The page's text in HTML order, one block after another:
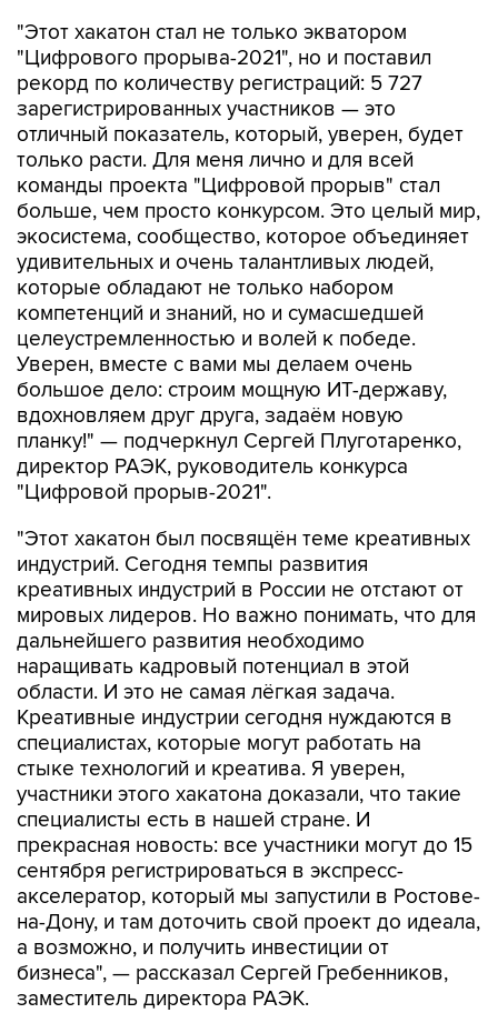
"Этот хакатон стал не только экватором
"Цифрового прорыва-2021", но и поставил
рекорд по количеству регистраций: 5 727
зарегистрированных участников — это
отличный показатель, который, уверен, будет
только расти. Для меня лично и для всей
команды проекта "Цифровой прорыв" стал
больше, чем просто конкурсом. Это целый мир,
экосистема, сообщество, которое объединяет
удивительных и очень талантливых людей,
которые обладают не только набором
компетенций и знаний, но и сумасшедшей
целеустремленностью и волей к победе.
Уверен, вместе с вами мы делаем очень
большое дело: строим мощную ИТ-державу,
вдохновляем друг друга, задаём новую
планку!" — подчеркнул Сергей Плуготаренко,
директор РАЭК, руководитель конкурса
"Цифровой прорыв-2021".
"Этот хакатон был посвящён теме креативных
индустрий. Сегодня темпы развития
креативных индустрий в России не отстают от
мировых лидеров. Но важно понимать, что для
дальнейшего развития необходимо
наращивать кадровый потенциал в этой
области. И это не самая лёгкая задача.
Креативные индустрии сегодня нуждаются в
специалистах, которые могут работать на
стыке технологий и креатива. Я уверен,
участники этого хакатона доказали, что такие
специалисты есть в нашей стране. И
прекрасная новость: все участники могут до 15
сентября регистрироваться в экспресс-
акселератор, который мы запустили в Ростове-
на-Дону, и там доточить свой проект до идеала,
а возможно, и получить инвестиции от
бизнеса", — рассказал Сергей Гребенников,
заместитель директора РАЭК.